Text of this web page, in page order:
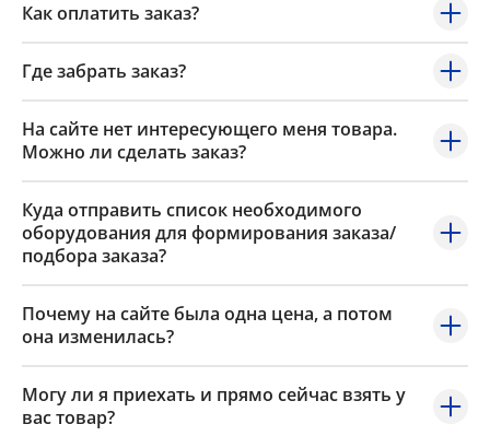
Как оплатить заказ?
Где забрать заказ?
На сайте нет интересующего меня товара.
Можно ли сделать заказ?
Куда отправить список необходимого
оборудования для формирования заказа/
подбора заказа?
Почему на сайте была одна цена, а потом
она изменилась?
Могу ли я приехать и прямо сейчас взять у
вас товар?